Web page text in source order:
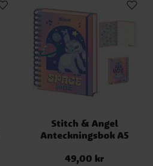
Stitch & Angel
Anteckningsbok A5
Pris:49,00 kr
49,00 kr